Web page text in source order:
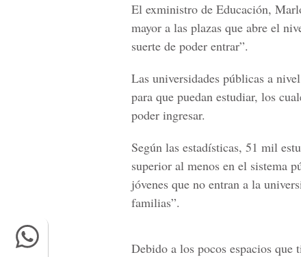
El exministro de Educación,
mayor a las plazas que abre el
suerte de poder entrar”.
Las universidades públicas a
para que puedan estudiar, los
poder ingresar.
Según las estadísticas, 51 mil
superior al menos en el sistema
jóvenes que no entran a la
familias”.
Debido a los pocos espacios que